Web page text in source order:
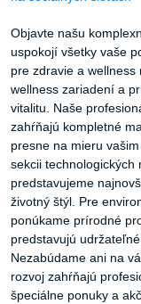
Objavte našu
uspokojí všetky vaše
pre zdravie a wellness
wellness zariadení a
vitalitu. Naše
zahŕňajú kompletné
presne na mieru
sekcii technologických
predstavujeme
životný štýl. Pre
ponúkame prírodné
predstavujú
Nezabúdame ani na
rozvoj zahŕňajú
špeciálne ponuky a